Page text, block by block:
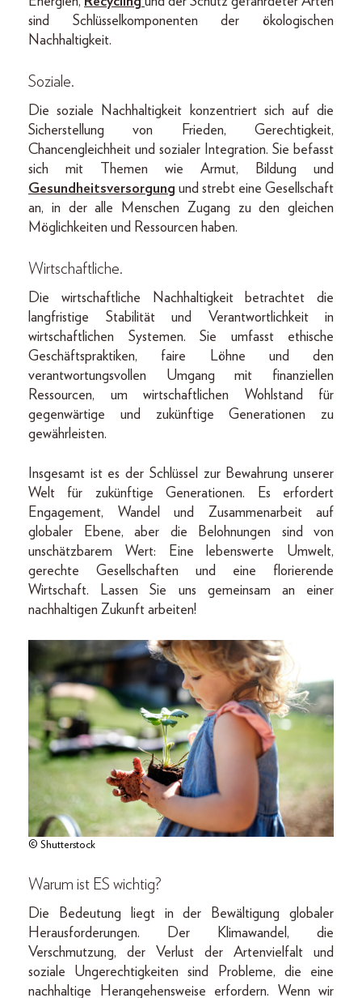
sind Schlüsselkomponenten der ökologischen
Nachhaltigkeit.
Soziale.
Die soziale Nachhaltigkeit konzentriert sich auf die
Sicherstellung von Frieden, Gerechtigkeit,
Chancengleichheit und sozialer Integration. Sie befasst
sich mit Themen wie Armut, Bildung und
Gesundheitsversorgung und strebt eine Gesellschaft
an, in der alle Menschen Zugang zu den gleichen
Möglichkeiten und Ressourcen haben.
Wirtschaftliche.
Die wirtschaftliche Nachhaltigkeit betrachtet die
langfristige Stabilität und Verantwortlichkeit in
wirtschaftlichen Systemen. Sie umfasst ethische
Geschäftspraktiken, faire Löhne und den
verantwortungsvollen Umgang mit finanziellen
Ressourcen, um wirtschaftlichen Wohlstand für
gegenwärtige und zukünftige Generationen zu
gewährleisten.
Insgesamt ist es der Schlüssel zur Bewahrung unserer
Welt für zukünftige Generationen. Es erfordert
Engagement, Wandel und Zusammenarbeit auf
globaler Ebene, aber die Belohnungen sind von
unschätzbarem Wert: Eine lebenswerte Umwelt,
gerechte Gesellschaften und eine florierende
Wirtschaft. Lassen Sie uns gemeinsam an einer
nachhaltigen Zukunft arbeiten!
© Shutterstock
Warum ist ES wichtig?
Die Bedeutung liegt in der Bewältigung globaler
Herausforderungen. Der Klimawandel, die
Verschmutzung, der Verlust der Artenvielfalt und
soziale Ungerechtigkeiten sind Probleme, die eine
nachhaltige Herangehensweise erfordern. Wenn wir